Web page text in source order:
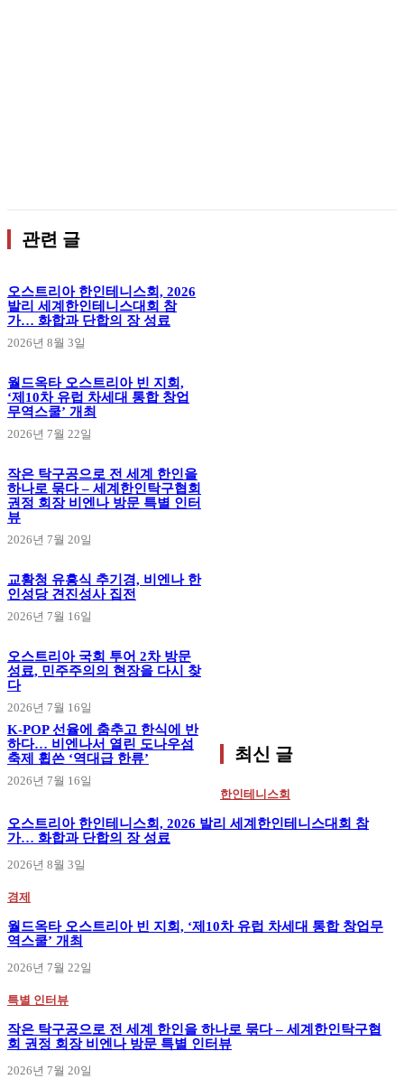
관련 글
오스트리아 한인테니스회, 2026
발리 세계한인테니스대회 참
가… 화합과 단합의 장 성료
2026년 8월 3일
월드옥타 오스트리아 빈 지회,
‘제10차 유럽 차세대 통합 창업
무역스쿨’ 개최
2026년 7월 22일
작은 탁구공으로 전 세계 한인을
하나로 묶다 – 세계한인탁구협회
권정 회장 비엔나 방문 특별 인터
뷰
2026년 7월 20일
교황청 유흥식 추기경, 비엔나 한
인성당 견진성사 집전
2026년 7월 16일
오스트리아 국회 투어 2차 방문
성료, 민주주의의 현장을 다시 찾
다
2026년 7월 16일
K-POP 선율에 춤추고 한식에 반
하다… 비엔나서 열린 도나우섬
축제 휩쓴 ‘역대급 한류’
2026년 7월 16일
최신 글
한인테니스회
오스트리아 한인테니스회, 2026 발리 세계한인테니스대회 참
가… 화합과 단합의 장 성료
2026년 8월 3일
경제
월드옥타 오스트리아 빈 지회, ‘제10차 유럽 차세대 통합 창업무
역스쿨’ 개최
2026년 7월 22일
특별 인터뷰
작은 탁구공으로 전 세계 한인을 하나로 묶다 – 세계한인탁구협
회 권정 회장 비엔나 방문 특별 인터뷰
2026년 7월 20일